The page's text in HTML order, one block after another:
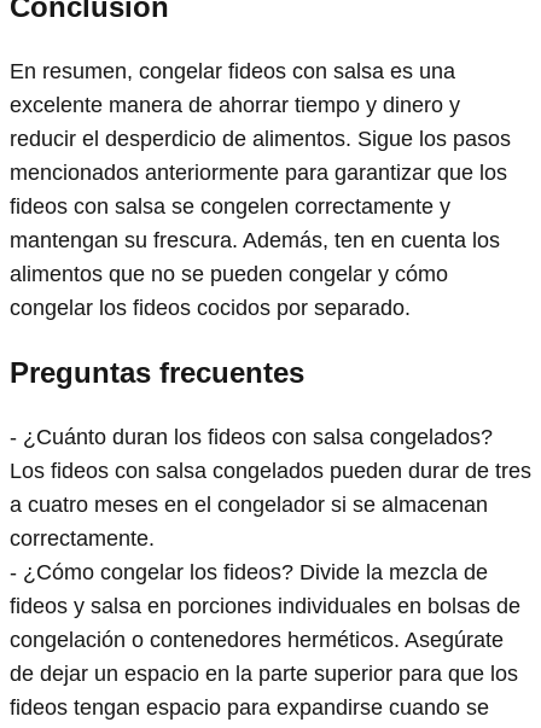
Conclusión
En resumen, congelar fideos con salsa es una
excelente manera de ahorrar tiempo y dinero y
reducir el desperdicio de alimentos. Sigue los pasos
mencionados anteriormente para garantizar que los
fideos con salsa se congelen correctamente y
mantengan su frescura. Además, ten en cuenta los
alimentos que no se pueden congelar y cómo
congelar los fideos cocidos por separado.
Preguntas frecuentes
- ¿Cuánto duran los fideos con salsa congelados?
Los fideos con salsa congelados pueden durar de tres
a cuatro meses en el congelador si se almacenan
correctamente.
- ¿Cómo congelar los fideos? Divide la mezcla de
fideos y salsa en porciones individuales en bolsas de
congelación o contenedores herméticos. Asegúrate
de dejar un espacio en la parte superior para que los
fideos tengan espacio para expandirse cuando se